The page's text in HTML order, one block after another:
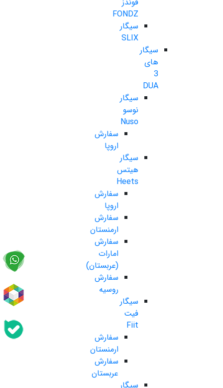
FONDZ
سیگار
SLIX
سیگار
های
3
DUA
سیگار
نوسو
Nuso
سفارش
اروپا
سیگار
هیتس
Heets
سفارش
اروپا
سفارش
ارمنستان
سفارش
امارات
(عربستان)
سفارش
روسیه
سیگار
فیت
Fiit
سفارش
ارمنستان
سفارش
عربستان
سیگار